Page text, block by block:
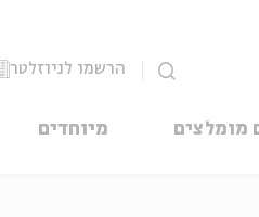
הרשמו לניוזלטר
מומלצים מיוחדים